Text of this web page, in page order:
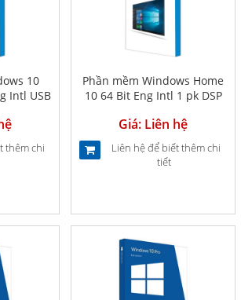
10
Intl USB
thêm chi
Phần mềm Windows Home
10 64 Bit Eng Intl 1 pk DSP
Giá: Liên hệ
Liên hệ để biết thêm chi
tiết